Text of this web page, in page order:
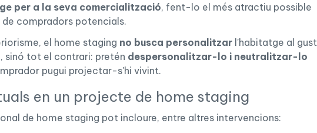
per a la seva comercialització, fent-lo el més atractiu possible
compradors potencials.
el home staging no busca personalitzarl'habitatge al gust
sinó tot el contrari: pretén despersonalitzar-lo i neutralitzar-lo
pugui projectar-s'hi vivint.
en un projecte de home staging
de home staging pot incloure, entre altres intervencions: